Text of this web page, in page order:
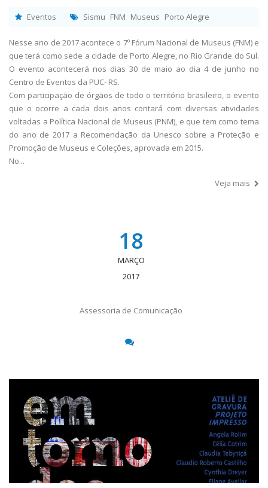
Eventos Sismu FNM Museus Porto Alegre
Nesse ano de 2017 acontece o 7º Fórum Nacional de Museus (FNM) e
que terá como sede a cidade de Porto Alegre, no Rio Grande do Sul.
O evento acontecerá nos dias 30 de maio ao dia 4 de junho no
Centro de Eventos da PUC- RS.
Com participação de órgãos de todo o território brasileiro, o evento
que o ocorre a cada dois anos contará com diversas atividades
voltadas a Política Nacional de Museus (PNM), e que tem como tema
do ano de 2017 a Recomendação da Unesco sobre a Proteção e
Promoção de Museus e Coleções, aprovada em 2015.
No...
Veja mais
18
MARÇO
2017
Assessoria de Comunicação